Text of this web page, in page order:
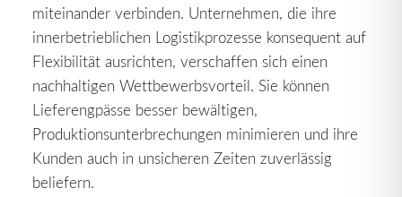
miteinander verbinden. Unternehmen, die ihre
innerbetrieblichen Logistikprozesse konsequent auf
Flexibilität ausrichten, verschaffen sich einen
nachhaltigen Wettbewerbsvorteil. Sie können
Lieferengpässe besser bewältigen,
Produktionsunterbrechungen minimieren und ihre
Kunden auch in unsicheren Zeiten zuverlässig
beliefern.